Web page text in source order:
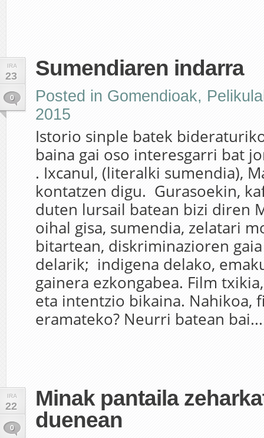
IRA
23
0
Sumendiaren indarra
Posted in Gomendioak,
2015
Istorio sinple batek
baina gai oso interesgarri bat
. Ixcanul, (literalki sumendia),
kontatzen digu. Gurasoekin,
duten lursail batean bizi diren
oihal gisa, sumendia, zelatari
bitartean, diskriminazioren
delarik; indigena delako,
gainera ezkongabea. Film
eta intentzio bikaina. Nahikoa,
eramateko? Neurri batean
IRA
22
0
Minak pantaila
duenean